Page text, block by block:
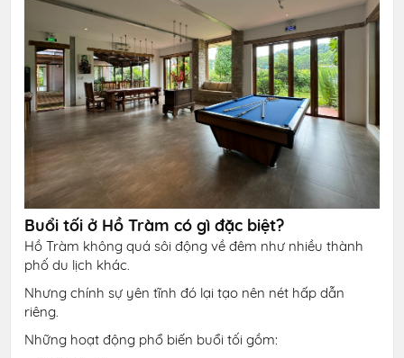
Buổi tối ở Hồ Tràm có gì đặc biệt?
Hồ Tràm không quá sôi động về đêm như nhiều thành
phố du lịch khác.
Nhưng chính sự yên tĩnh đó lại tạo nên nét hấp dẫn
riêng.
Những hoạt động phổ biến buổi tối gồm: